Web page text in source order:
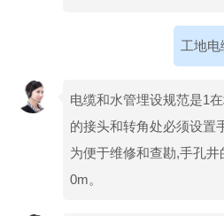
工地
电缆和水管埋设规范是1
的接头和转角处必须设置
为便于维修和查勘,手孔
0m。